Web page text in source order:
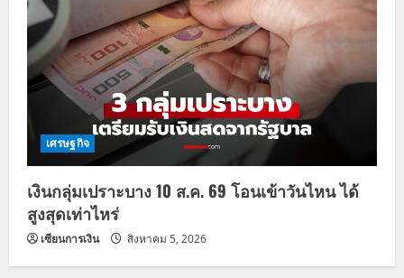
เศรษฐกิจ
เงินกลุ่มเปราะบาง 10 ส.ค. 69 โอนเข้าวันไหน ได้
สูงสุดเท่าไหร่
เซียนการเงิน สิงหาคม 5, 2026